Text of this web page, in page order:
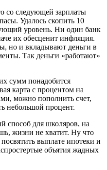
со следующей зарплаты
Удалось скопить 10
уровень. Ни один банк
их обесценит инфляция.
но и вкладывают деньги в
Так деньги «работают»
сумм понадобится
карта с процентом на
можно пополнить счет,
небольшой процент.
способ для школяров, на
жизни не хватит. Ну что
выплате ипотеки и
объятия жадных